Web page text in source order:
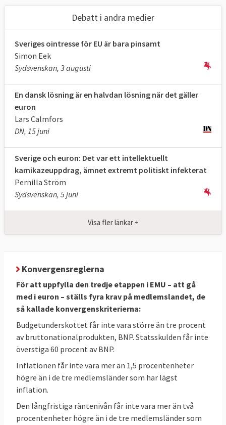
rättsliga undantag som innebär att de kan
stå utanför euroområdet.
Sverige har inget rättsligt undantag men
tackade nej till euron efter att
en folkomröstning 2003 tydligt avvisade ett
valutabyte. Det har i praktiken accepterats
av övriga EU-länder som ett informellt
"politiskt undantag".
Finanskrisen visade brister
Debatt i andra medier
Sveriges ointresse för EU är bara pinsamt
Simon Eek
Sydsvenskan, 3 augusti
En dansk lösning är en halvdan lösning när det gäller
euron
Lars Calmfors
DN, 15 juni
Sverige och euron: Det var ett intellektuellt
kamikazeuppdrag, ämnet extremt politiskt infekterat
Pernilla Ström
Sydsvenskan, 5 juni
Visa fler länkar +
Konvergensreglerna
För att uppfylla den tredje etappen i EMU – att gå
med i euron – ställs fyra krav på medlemslandet, de
så kallade konvergenskriterierna:
Budgetunderskottet får inte vara större än tre procent
av bruttonationalprodukten, BNP. Statsskulden får inte
överstiga 60 procent av BNP.
Inflationen får inte vara mer än 1,5 procentenheter
högre än i de tre medlemsländer som har lägst
inflation.
Den långfristiga räntenivån får inte vara mer än två
procentenheter högre än i de tre medlemsländer som